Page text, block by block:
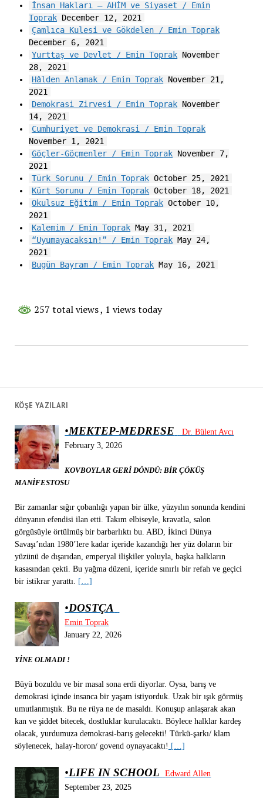
İnsan Hakları – AHİM ve Siyaset / Emin
ToprakDecember 12, 2021
Çamlıca Kulesi ve Gökdelen / Emin Toprak
December 6, 2021
Yurttaş ve Devlet / Emin Toprak November
28, 2021
Hâlden Anlamak / Emin Toprak November 21,
2021
Demokrasi Zirvesi / Emin Toprak November
14, 2021
Cumhuriyet ve Demokrasi / Emin Toprak
November 1, 2021
Göçler-Göçmenler / Emin Toprak November 7,
2021
Türk Sorunu / Emin Toprak October 25, 2021
Kürt Sorunu / Emin Toprak October 18, 2021
Okulsuz Eğitim / Emin Toprak October 10,
2021
Kalemim / Emin Toprak May 31, 2021
“Uyumayacaksın!” / Emin Toprak May 24,
2021
Bugün Bayram / Emin Toprak May 16, 2021
257 total views, 1 views today
KÖŞE YAZILARI
•MEKTEP-MEDRESE
Dr. Bülent Avcı
February 3, 2026
KOVBOYLAR GERİ DÖNDÜ: BİR ÇÖKÜŞ
MANİFESTOSU
Bir zamanlar sığır çobanlığı yapan bir ülke, yüzyılın sonunda kendini
dünyanın efendisi ilan etti. Takım elbiseyle, kravatla, salon
görgüsüyle örtülmüş bir barbarlıktı bu. ABD, İkinci Dünya
Savaşı’ndan 1980’lere kadar içeride kazandığı her yüz doların bir
yüzünü de dışarıdan, emperyal ilişkiler yoluyla, başka halkların
kasasından çekti. Bu yağma düzeni, içeride sınırlı bir refah ve geçici
bir istikrar yarattı.
[…]
•DOSTÇA
Emin Toprak
January 22, 2026
YİNE OLMADI !
Büyü bozuldu ve bir masal sona erdi diyorlar. Oysa, barış ve
demokrasi içinde insanca bir yaşam istiyorduk. Uzak bir ışık görmüş
umutlanmıştık. Bu ne rüya ne de masaldı. Konuşup anlaşarak akan
kan ve şiddet bitecek, dostluklar kurulacaktı. Böylece halklar kardeş
olacak, yurdumuza demokrasi-barış gelecekti! Türkü-şarkı/ klam
söylenecek, halay-horon/ govend oynayacaktı! […]
•LIFE IN SCHOOL
Edward Allen
September 23, 2025